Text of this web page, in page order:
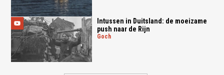
Intussen in Duitsland: de moeizame
push naar de Rijn
goch